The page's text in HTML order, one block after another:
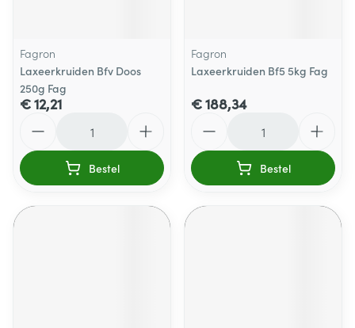
Fagron
Laxeerkruiden Bfv Doos
250g Fag
€ 12,21
Bestel
Fagron
Laxeerkruiden Bf5 5kg Fag
€ 188,34
Bestel